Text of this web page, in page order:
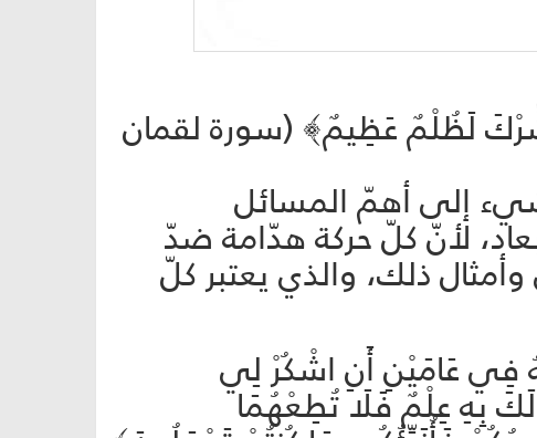
لَظُلْمٌ عَظِيمٌ﴾ (سورة لقمان
إلى أهمّ المسائل
لأنّ كلّ حركة هدّامة ضدّ
ذلك، والذي يعتبر كلّ
فِي عَامَيْنِ أَنِ اشْكُرْ لِي
بِهِ عِلْمٌ فَلَا تُطِعْهُمَا